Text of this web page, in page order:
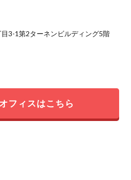
3-1第2ターネンビルディング5階
フィスはこちら